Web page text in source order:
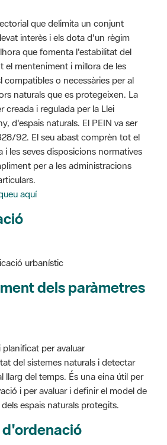
el menteniment i millora de les
o necessàries per al
naturals que es protegeixen. La
creada i regulada per la Llei
d'espais naturals. El PEIN va ser
92. El seu abast comprèn tot el
les seves disposicions normatives
per a les administracions
aquí
urbanístic
per avaluar
i per avaluar i definir el model de
espais naturals protegits.
urbanístic